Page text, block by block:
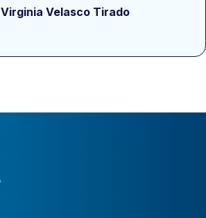
Virginia Velasco Tirado